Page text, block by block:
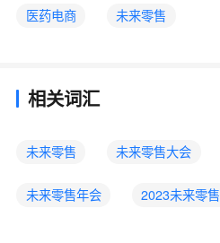
医药电商 未来零售
相关词汇
未来零售 未来零售大会
未来零售年会 2023未来零售